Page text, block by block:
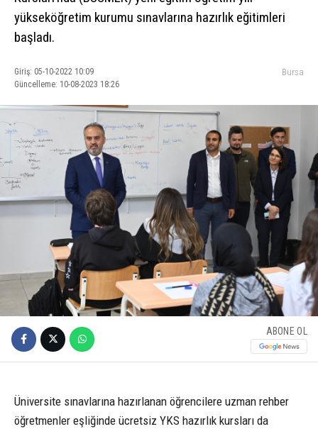
yükseköğretim kurumu sınavlarına hazırlık eğitimleri
başladı.
Giriş: 05-10-2022 10:09
Güncelleme: 10-08-2023 18:26
Bursa
ABONE OL
Üniversite sınavlarına hazırlanan öğrencilere uzman rehber
öğretmenler eşliğinde ücretsiz YKS hazırlık kursları da